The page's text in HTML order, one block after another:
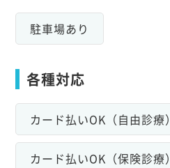
駐車場あり
各種対応
カード払いOK（自由診療）
カード払いOK（保険診療）